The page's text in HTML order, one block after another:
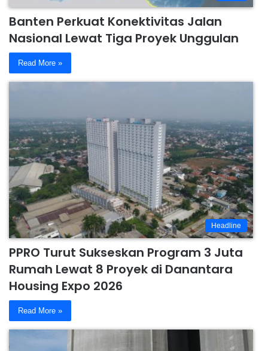
Banten Perkuat Konektivitas Jalan
Nasional Lewat Tiga Proyek Unggulan
Read More »
Headline
PPRO Turut Sukseskan Program 3 Juta
Rumah Lewat 8 Proyek di Danantara
Housing Expo 2026
Read More »